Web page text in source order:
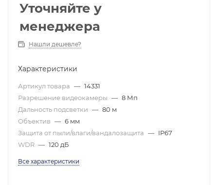
Уточняйте у
менеджера
Нашли дешевле?
Характеристики
Артикул товара — 14331
Разрешение видеокамеры — 8 Мп
Дальность подсветки — 80 м
Объектив — 6 мм
Защита от пыли/влаги/вандалозащита — IP67
WDR — 120 дБ
Все характеристики